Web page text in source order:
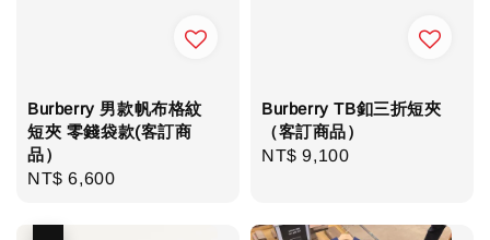
Burberry 男款帆布格紋
短夾 零錢袋款(客訂商
品）
Regular
NT$ 6,600
Burberry TB釦三折短夾
（客訂商品）
Regular
NT$ 9,100